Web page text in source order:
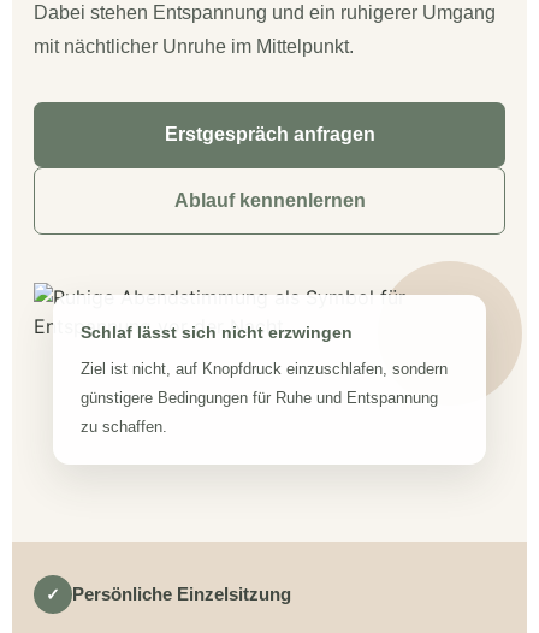
Dabei stehen Entspannung und ein ruhigerer Umgang
mit nächtlicher Unruhe im Mittelpunkt.
Erstgespräch anfragen
Ablauf kennenlernen
Schlaf lässt sich nicht erzwingen
Ziel ist nicht, auf Knopfdruck einzuschlafen, sondern
günstigere Bedingungen für Ruhe und Entspannung
zu schaffen.
✓ Persönliche Einzelsitzung